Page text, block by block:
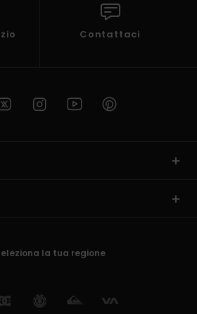
Contattaci
la tua regione